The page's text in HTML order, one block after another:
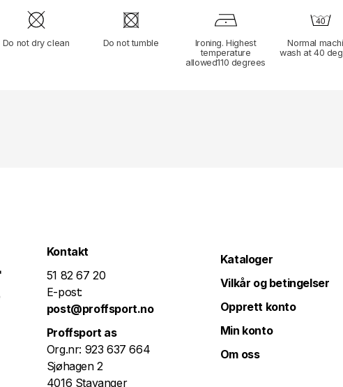
Do not dry clean Do not tumble
Ironing. Highest
temperature
allowed110 degrees
Normal
wash at 40
Kontakt
51 82 67 20
E-post:
post@proffsport.no
Proffsport as
Org.nr: 923 637 664
Sjøhagen 2
4016 Stavanger
Kataloger
Vilkår og betingelser
Opprett konto
Min konto
Om oss